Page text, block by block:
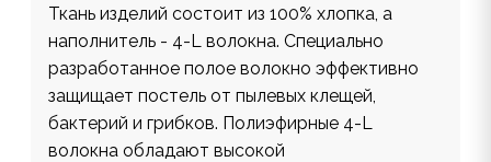
Ткань изделий состоит из 100% хлопка, а
наполнитель - 4-L волокна. Специально
разработанное полое волокно эффективно
защищает постель от пылевых клещей,
бактерий и грибков. Полиэфирные 4-L
волокна обладают высокой